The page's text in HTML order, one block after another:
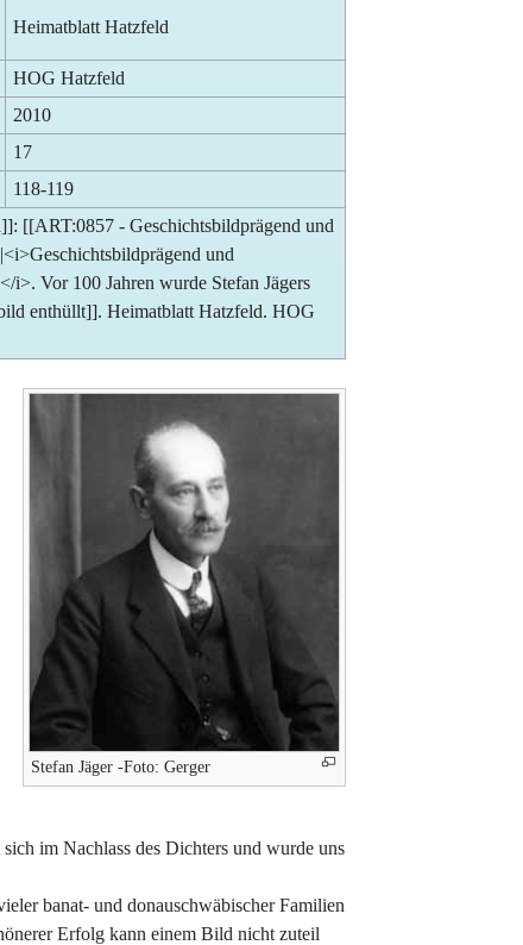
Heimatblatt Hatzfeld
HOG Hatzfeld
2010
17
118-119
[[ART:0857 - Geschichtsbildprägend und
und
i>. Vor 100 Jahren wurde Stefan Jägers
enthüllt]]. Heimatblatt Hatzfeld. HOG
Stefan Jäger -Foto: Gerger
im Nachlass des Dichters und wurde uns
banat- und donauschwäbischer Familien
Erfolg kann einem Bild nicht zuteil